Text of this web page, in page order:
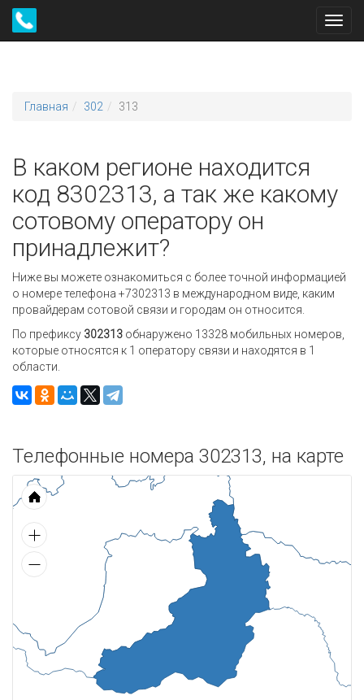
Главная 302 313
В каком регионе находится
код 8302313, а так же какому
сотовому оператору он
принадлежит?
Ниже вы можете ознакомиться с более точной информацией
о номере телефона +7302313 в международном виде, каким
провайдерам сотовой связи и городам он относится.
По префиксу 302313 обнаружено 13328 мобильных номеров,
которые относятся к 1 оператору связи и находятся в 1
области.
Телефонные номера 302313, на карте